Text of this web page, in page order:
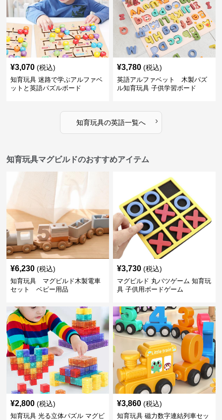
¥3,070 (税込)
知育玩具 迷路で学ぶアルファベ
ットと英語パズルボード
¥3,780 (税込)
英語アルファベット 木製パズ
ル知育玩具 子供学習ボード
知育玩具の英語一覧へ ›
知育玩具マグビルドのおすすめアイテム
¥6,230 (税込)
知育玩具 マグビルド木製電車
セット ベビー用品
¥3,730 (税込)
マグビルド 丸バツゲーム 知育玩
具 子供用ボードゲーム
¥2,800 (税込)
知育玩具 光る立体パズル マグビ
¥3,860 (税込)
知育玩具 磁力数字連結列車セッ